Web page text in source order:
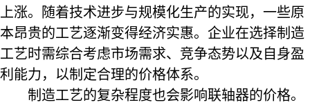
上涨。随着技术进步与规模化生产的实现，一些原
本昂贵的工艺逐渐变得经济实惠。企业在选择制造
工艺时需综合考虑市场需求、竞争态势以及自身盈
利能力，以制定合理的价格体系。
制造工艺的复杂程度也会影响联轴器的价格。